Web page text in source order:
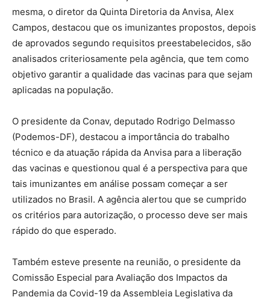
mesma, o diretor da Quinta Diretoria da Anvisa, Alex
Campos, destacou que os imunizantes propostos, depois
de aprovados segundo requisitos preestabelecidos, são
analisados criteriosamente pela agência, que tem como
objetivo garantir a qualidade das vacinas para que sejam
aplicadas na população.
O presidente da Conav, deputado Rodrigo Delmasso
(Podemos-DF), destacou a importância do trabalho
técnico e da atuação rápida da Anvisa para a liberação
das vacinas e questionou qual é a perspectiva para que
tais imunizantes em análise possam começar a ser
utilizados no Brasil. A agência alertou que se cumprido
os critérios para autorização, o processo deve ser mais
rápido do que esperado.
Também esteve presente na reunião, o presidente da
Comissão Especial para Avaliação dos Impactos da
Pandemia da Covid-19 da Assembleia Legislativa da